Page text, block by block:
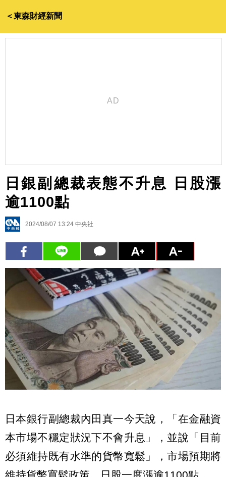
＜東森財經新聞
日銀副總裁表態不升息 日股漲
逾1100點
2024/08/07 13:24 中央社
日本銀行副總裁內田真一今天說，「在金融資
本市場不穩定狀況下不會升息」，並說「目前
必須維持既有水準的貨幣寬鬆」，市場預期將
維持貨幣寬鬆政策，日股一度漲逾1100點。